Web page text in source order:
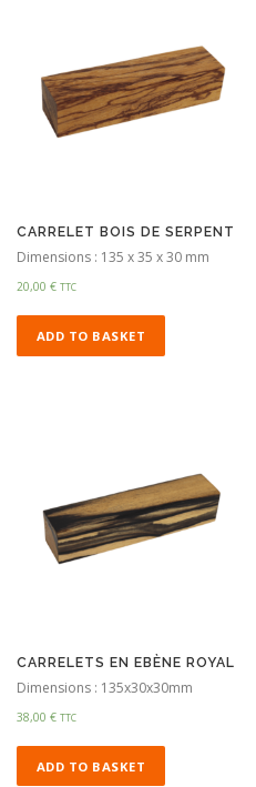
CARRELET BOIS DE SERPENT
Dimensions : 135 x 35 x 30 mm
20,00 € TTC
ADD TO BASKET
CARRELETS EN EBÈNE ROYAL
Dimensions : 135x30x30mm
38,00 € TTC
ADD TO BASKET